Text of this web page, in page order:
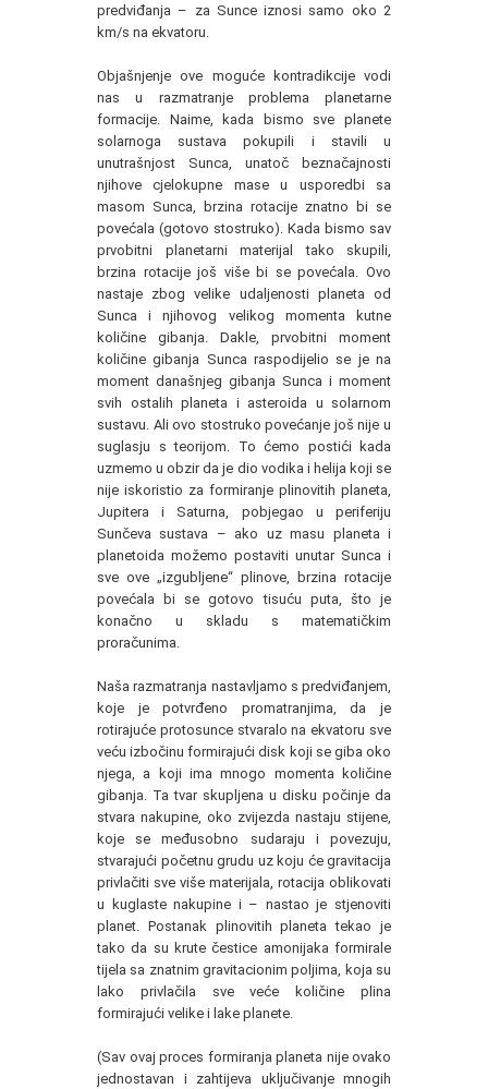
predviđanja – za Sunce iznosi samo oko 2
km/s na ekvatoru.
Objašnjenje ove moguće kontradikcije vodi
nas u razmatranje problema planetarne
formacije. Naime, kada bismo sve planete
solarnoga sustava pokupili i stavili u
unutrašnjost Sunca, unatoč beznačajnosti
njihove cjelokupne mase u usporedbi sa
masom Sunca, brzina rotacije znatno bi se
povećala (gotovo stostruko). Kada bismo sav
prvobitni planetarni materijal tako skupili,
brzina rotacije još više bi se povećala. Ovo
nastaje zbog velike udaljenosti planeta od
Sunca i njihovog velikog momenta kutne
količine gibanja. Dakle, prvobitni moment
količine gibanja Sunca raspodijelio se je na
moment današnjeg gibanja Sunca i moment
svih ostalih planeta i asteroida u solarnom
sustavu. Ali ovo stostruko povećanje još nije u
suglasju s teorijom. To ćemo postići kada
uzmemo u obzir da je dio vodika i helija koji se
nije iskoristio za formiranje plinovitih planeta,
Jupitera i Saturna, pobjegao u periferiju
Sunčeva sustava – ako uz masu planeta i
planetoida možemo postaviti unutar Sunca i
sve ove „izgubljene“ plinove, brzina rotacije
povećala bi se gotovo tisuću puta, što je
konačno u skladu s matematičkim
proračunima.
Naša razmatranja nastavljamo s predviđanjem,
koje je potvrđeno promatranjima, da je
rotirajuće protosunce stvaralo na ekvatoru sve
veću izbočinu formirajući disk koji se giba oko
njega, a koji ima mnogo momenta količine
gibanja. Ta tvar skupljena u disku počinje da
stvara nakupine, oko zvijezda nastaju stijene,
koje se međusobno sudaraju i povezuju,
stvarajući početnu grudu uz koju će gravitacija
privlačiti sve više materijala, rotacija oblikovati
u kuglaste nakupine i – nastao je stjenoviti
planet. Postanak plinovitih planeta tekao je
tako da su krute čestice amonijaka formirale
tijela sa znatnim gravitacionim poljima, koja su
lako privlačila sve veće količine plina
formirajući velike i lake planete.
(Sav ovaj proces formiranja planeta nije ovako
jednostavan i zahtijeva uključivanje mnogih